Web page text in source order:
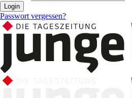
Login
Passwort vergessen?